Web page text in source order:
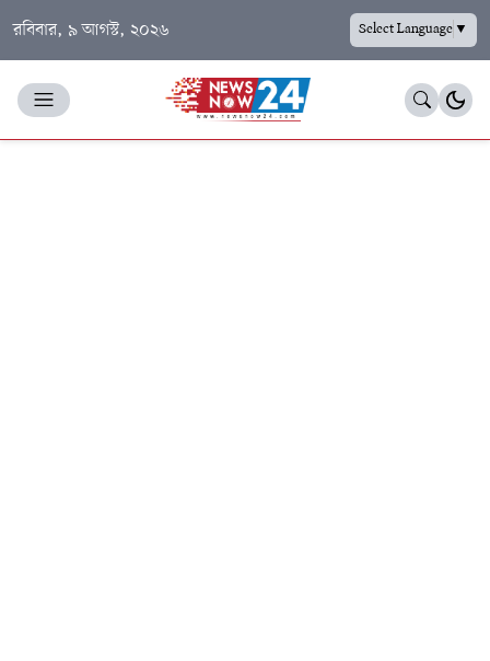
রবিবার, ৯ আগস্ট, ২০২৬ Select Language▼